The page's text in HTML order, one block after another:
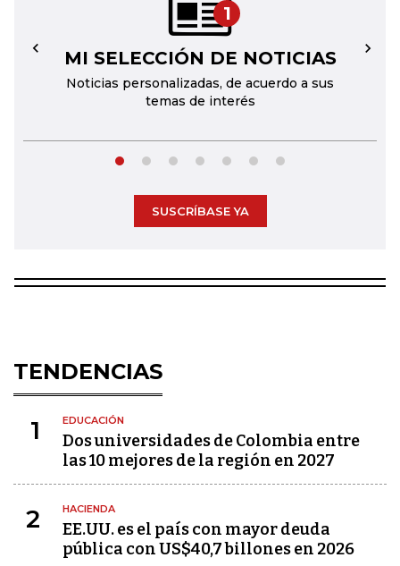
1
MI SELECCIÓN DE NOTICIAS
Noticias personalizadas, de acuerdo a sus
temas de interés
← →
SUSCRÍBASE YA
TENDENCIAS
1 EDUCACIÓN
Dos universidades de Colombia entre
las 10 mejores de la región en 2027
2 HACIENDA
EE.UU. es el país con mayor deuda
pública con US$40,7 billones en 2026